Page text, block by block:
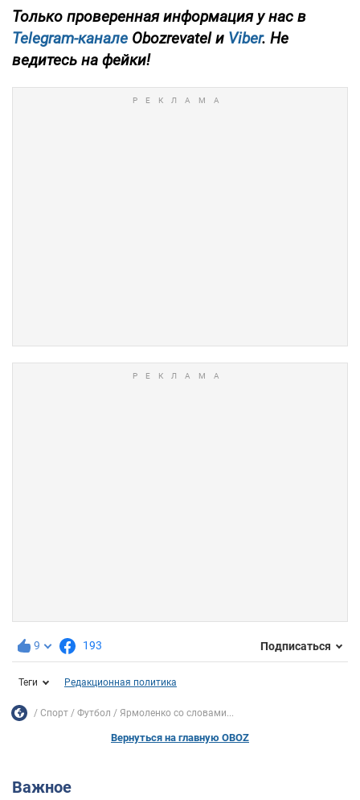
Только проверенная информация у нас в
Telegram-канале Obozrevatelи Viber. Не
ведитесь на фейки!
9 193 Подписаться
Теги Редакционная политика
Спорт Футбол Ярмоленко со словами...
Вернуться на главную OBOZ
Важное